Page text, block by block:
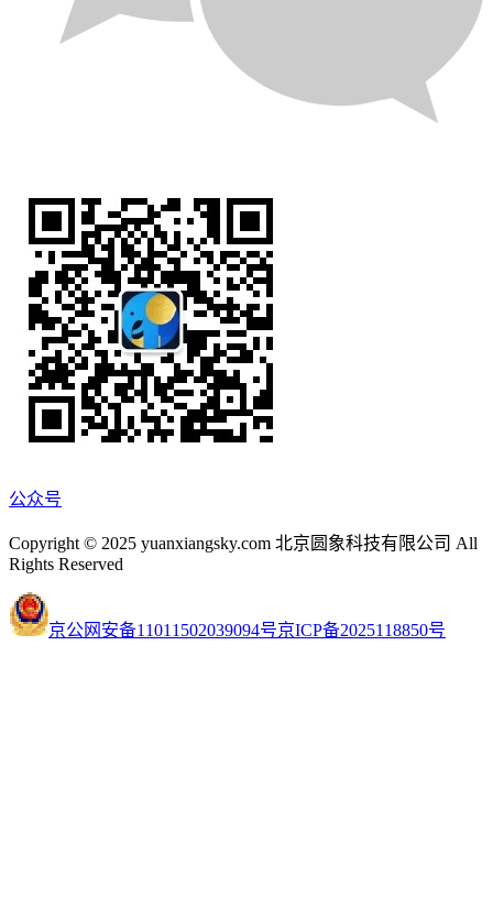
公众号
Copyright © 2025 yuanxiangsky.com 北京圆象科技有限公司 All
Rights Reserved
京公网安备11011502039094号京ICP备2025118850号